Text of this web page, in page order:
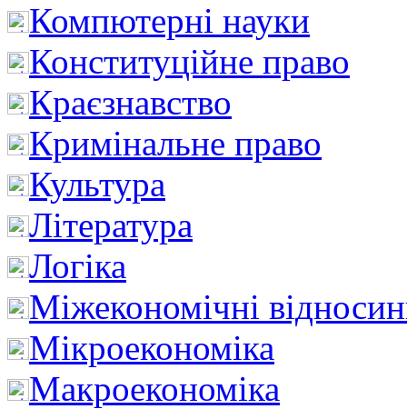
Компютерні науки
Конституційне право
Краєзнавство
Кримінальне право
Культура
Література
Логіка
Міжекономічні
Мікроекономіка
Макроекономіка